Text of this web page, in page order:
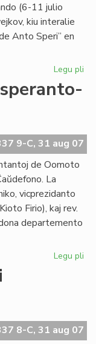
(6-11 julio
kiu interalie
Anto Speri” en
Legu pli
9-C, 31 aug 07
de Oomoto
La
vicprezidanto
Firio), kaj rev.
departemento
Legu pli
8-C, 31 aug 07